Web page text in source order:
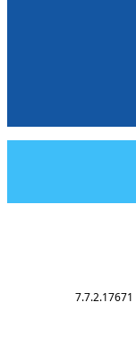
7.7.2.17671